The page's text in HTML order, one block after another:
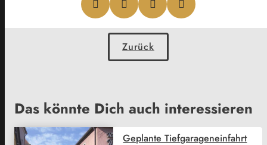
Zurück
Das könnte Dich auch interessieren
Geplante Tiefgarageneinfahrt